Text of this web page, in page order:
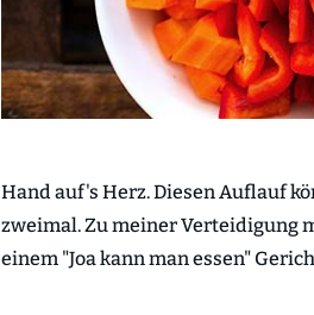
Hand auf's Herz. Diesen Auflauf
zweimal. Zu meiner Verteidigung
einem "Joa kann man essen"